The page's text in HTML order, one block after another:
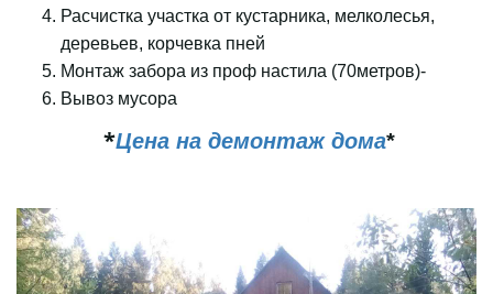
Расчистка участка от кустарника, мелколесья,
деревьев, корчевка пней
Монтаж забора из проф настила (70метров)-
Вывоз мусора
*Цена на демонтаж дома*